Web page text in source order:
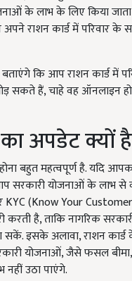
के लाभ के लिए किया
राशन कार्ड में परिवार के
कि आप राशन कार्ड में
सकते हैं, चाहे वह ऑनलाइन
का अपडेट क्यों
बहुत महत्वपूर्ण है. यदि
सरकारी योजनाओं के लाभ
(Know Your
करती है, ताकि नागरिक
सकें. इसके अलावा, राशन
योजनाओं, जैसे फसल बीमा,
उठा पाएंगे.